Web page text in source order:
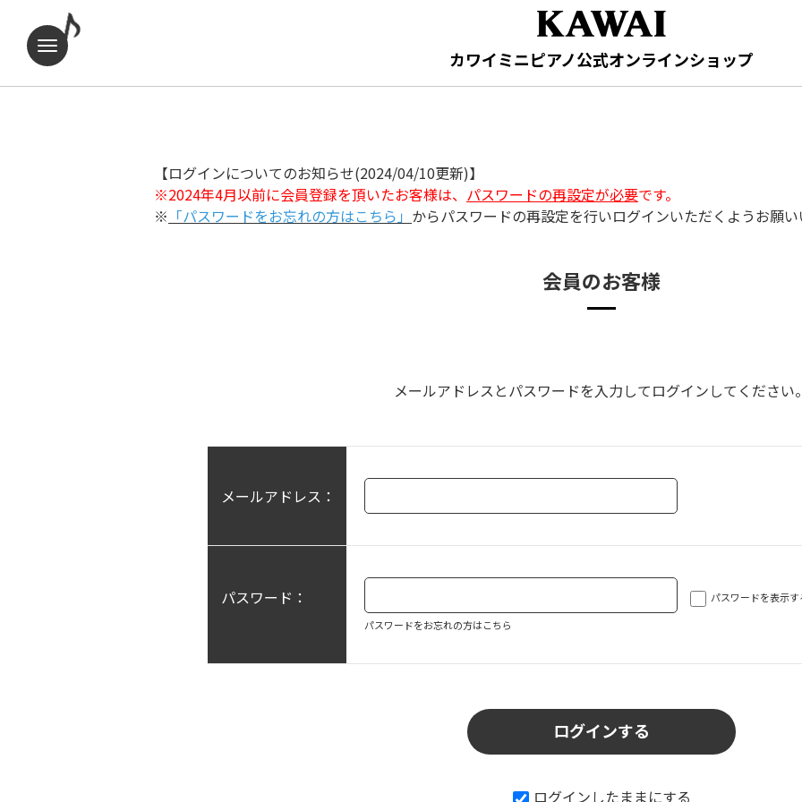
カワイミニピアノ公式オンラインショップ
【ログインについてのお知らせ(2024/04/10更新)】
※2024年4月以前に会員登録を頂いたお客様は、 パスワードの再設定が必要です。
※ 「パスワードをお忘れの方はこちら」 からパスワードの再設定を行いログインいただくようお願
会員のお客様
メールアドレスとパスワードを入力してログインしてください
メールアドレス：
パスワード：
パスワードを表示す
パスワードをお忘れの方はこちら
ログインしたままにする